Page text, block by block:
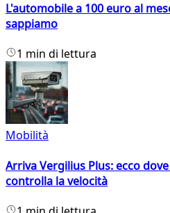
L'automobile a 100 euro al
sappiamo
1 min di lettura
Mobilità
Arriva Vergilius Plus: ecco
controlla la velocità